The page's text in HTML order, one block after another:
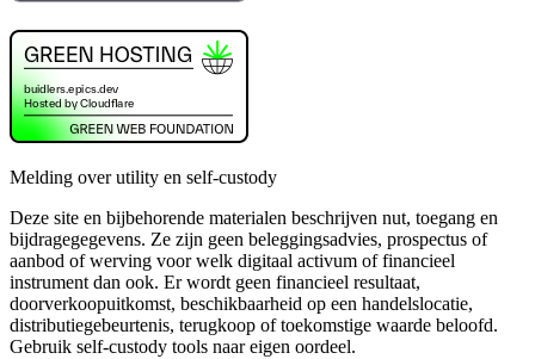
Melding over utility en self-custody
Deze site en bijbehorende materialen beschrijven nut, toegang en
bijdragegegevens. Ze zijn geen beleggingsadvies, prospectus of
aanbod of werving voor welk digitaal activum of financieel
instrument dan ook. Er wordt geen financieel resultaat,
doorverkoopuitkomst, beschikbaarheid op een handelslocatie,
distributiegebeurtenis, terugkoop of toekomstige waarde beloofd.
Gebruik self-custody tools naar eigen oordeel.